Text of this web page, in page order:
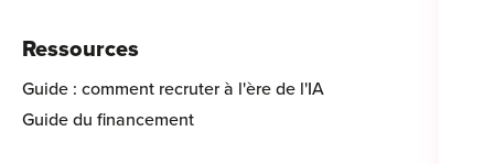
Ressources
Guide : comment recruter à l'ère de l'IA
Guide du financement